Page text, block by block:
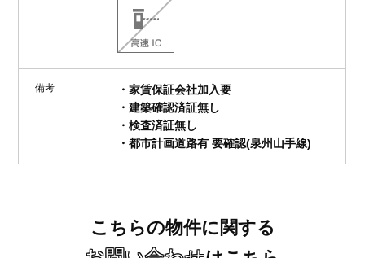
備考
・家賃保証会社加入要
・建築確認済証無し
・検査済証無し
・都市計画道路有 要確認(泉州山手線)
こちらの物件に関する